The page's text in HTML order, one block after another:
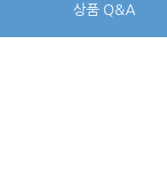
상품 Q&A